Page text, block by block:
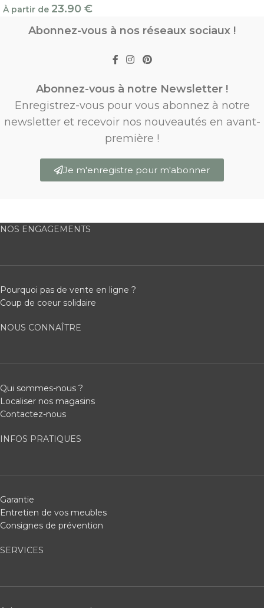
À partir de 23.90 €
Abonnez-vous à nos réseaux sociaux !
Abonnez-vous à notre Newsletter !
Enregistrez-vous pour vous abonnez à notre
newsletter et recevoir nos nouveautés en avant-
première !
Je m'enregistre pour m'abonner
NOS ENGAGEMENTS
Pourquoi pas de vente en ligne ?
Coup de coeur solidaire
NOUS CONNAÎTRE
Qui sommes-nous ?
Localiser nos magasins
Contactez-nous
INFOS PRATIQUES
Garantie
Entretien de vos meubles
Consignes de prévention
SERVICES